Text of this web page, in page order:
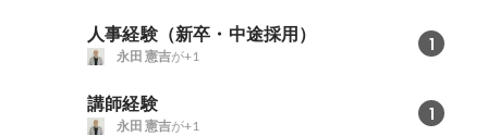
人事経験（新卒・中途採用） 1
永田 憲吉が+1
講師経験 1
永田 憲吉が+1